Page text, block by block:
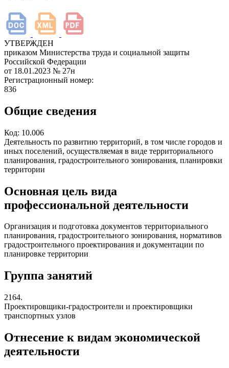
УТВЕРЖДЕН
приказом Министерства труда и социальной защиты
Российской Федерации
от 18.01.2023 № 27н
Регистрационный номер:
836
Общие сведения
Код: 10.006
Деятельность по развитию территорий, в том числе городов и
иных поселений, осуществляемая в виде территориального
планирования, градостроительного зонирования, планировки
территории
Основная цель вида
профессиональной деятельности
Организация и подготовка документов территориального
планирования, градостроительного зонирования, нормативов
градостроительного проектирования и документации по
планировке территории
Группа занятий
2164.
Проектировщики-градостроители и проектировщики
транспортных узлов
Отнесение к видам экономической
деятельности